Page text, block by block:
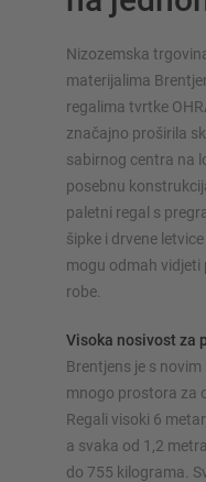
Nizozemska
materijalima
regalima tvrtke
značajno proširila
sabirnog centra na
posebnu
paletni regal s
šipke i drvene
mogu odmah vidjeti
robe.
Visoka nosivost za
Brentjens je s
mnogo prostora za
Regali visoki 6
a svaka od 1,2
do 755 kilograma.
SUSTAVI
Paletni regal
Regali na pokretnim
Automatski sustavi
Regalne hale
Skladišni podesti
Planirajte svoj sustav
konfiguratorima –